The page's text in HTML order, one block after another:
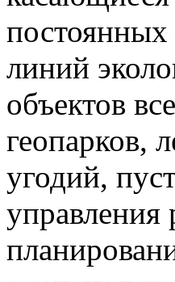
постоянных
линий
объектов
геопарков,
угодий,
управления